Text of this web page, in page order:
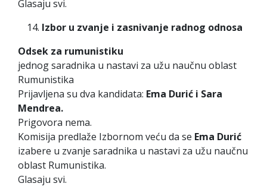
Glasaju svi.
Izbor u zvanje i zasnivanje radnog odnosa
Odsek za rumunistiku
jednog saradnika u nastavi za užu naučnu oblast
Rumunistika
Prijavljena su dva kandidata: Ema Durić i Sara
Mendrea.
Prigovora nema.
Komisija predlaže Izbornom veću da se Ema Durić
izabere u zvanje saradnika u nastavi za užu naučnu
oblast Rumunistika.
Glasaju svi.